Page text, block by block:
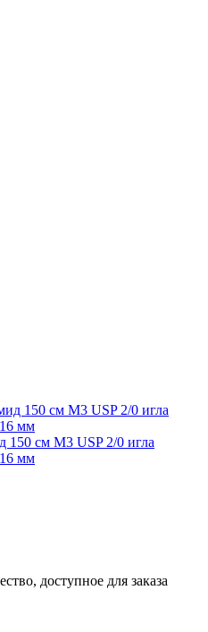
150 см М3 USP 2/0 игла
мм
доступное для заказа